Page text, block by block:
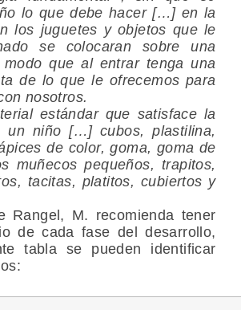
lo que debe hacer […] en la
los juguetes y objetos que le
se colocaran sobre una
que al entrar tenga una
de lo que le ofrecemos para
nosotros.
estándar que satisface la
un niño […] cubos, plastilina,
de color, goma, goma de
muñecos pequeños, trapitos,
tacitas, platitos, cubiertos y
Rangel, M. recomienda tener
de cada fase del desarrollo,
tabla se pueden identificar